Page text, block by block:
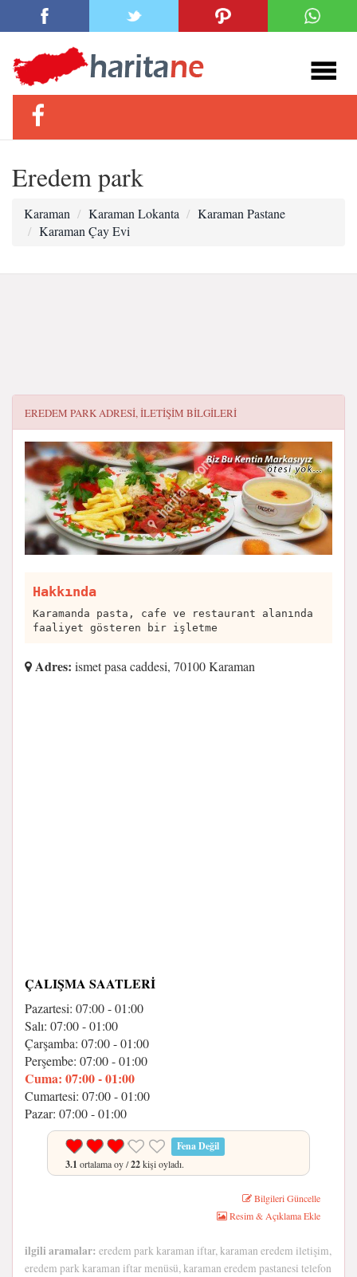
Eredem park
Karaman Karaman Lokanta
Karaman Pastane
Karaman Çay Evi
EREDEM PARKADRESI, ILETIŞIM BILGILERI
Hakkında
Karamanda pasta, cafe ve restaurant alanında
faaliyet gösteren bir işletme
Adres: ismet pasa caddesi, 70100 Karaman
ÇALIŞMA SAATLERI
Pazartesi: 07:00 - 01:00
Salı: 07:00 - 01:00
Çarşamba: 07:00 - 01:00
Perşembe: 07:00 - 01:00
Cuma: 07:00 - 01:00
Cumartesi: 07:00 - 01:00
Pazar: 07:00 - 01:00
Fena Değil
3.1 ortalama oy /22kişi oyladı.
Bilgileri Güncelle
Resim & Açıklama Ekle
ilgili aramalar: eredem park karaman iftar, karaman eredem iletişim,
eredem park karaman iftar menüsü, karaman eredem pastanesi telefon